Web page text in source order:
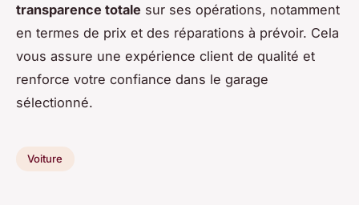
transparence totale sur ses opérations, notamment
en termes de prix et des réparations à prévoir. Cela
vous assure une expérience client de qualité et
renforce votre confiance dans le garage
sélectionné.
Voiture